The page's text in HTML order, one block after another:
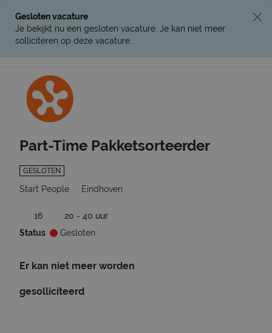
Gesloten vacature
Je bekijkt nu een gesloten vacature. Je kan niet meer
solliciteren op deze vacature.
Part-Time Pakketsorteerder
GESLOTEN
Start People Eindhoven
16
20 - 40 uur
Status
Gesloten
Er kan niet meer worden
gesolliciteerd